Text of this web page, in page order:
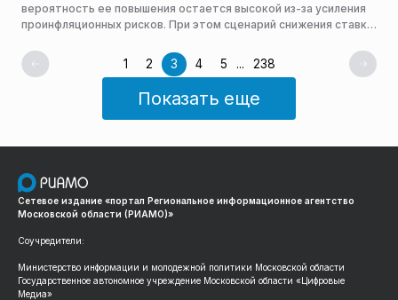
вероятность ее повышения остается высокой из-за усиления
проинфляционных рисков. При этом сценарий снижения ставки
директор департамента операций на финансовых рынках
банка «Русский Стандарт» Максим Тимошенко.
1 2 3 4 5 ... 238
Показать еще
Сетевое издание «портал Региональное информационное агентство
Московской области (РИАМО)»
Соучредители:
Министерство информации и молодежной политики Московской области
Государственное автономное учреждение Московской области «Цифровые
Медиа»